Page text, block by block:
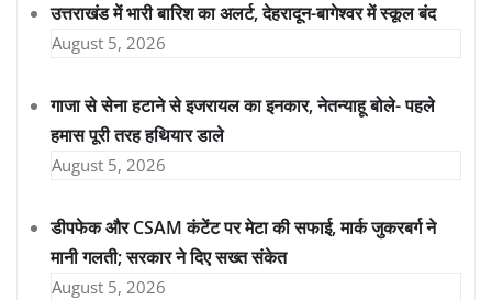
उत्तराखंड में भारी बारिश का अलर्ट, देहरादून-बागेश्वर में स्कूल बंद
August 5, 2026
गाजा से सेना हटाने से इजरायल का इनकार, नेतन्याहू बोले- पहले
हमास पूरी तरह हथियार डाले
August 5, 2026
डीपफेक और CSAM कंटेंट पर मेटा की सफाई, मार्क जुकरबर्ग ने
मानी गलती; सरकार ने दिए सख्त संकेत
August 5, 2026